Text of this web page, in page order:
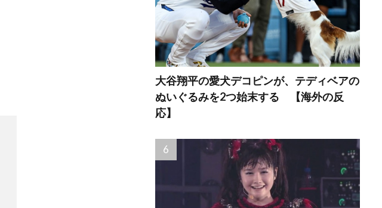
大谷翔平の愛犬デコピンが、テディベアの
ぬいぐるみを2つ始末する 【海外の反
応】